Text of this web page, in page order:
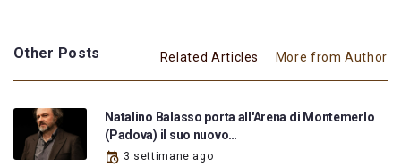
Other Posts Related Articles More from Author
Natalino Balasso porta all'Arena di Montemerlo
(Padova) il suo nuovo…
3 settimane ago